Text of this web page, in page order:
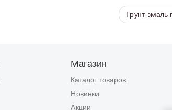
Грунт-эмаль
Магазин
Каталог товаров
Новинки
Акции